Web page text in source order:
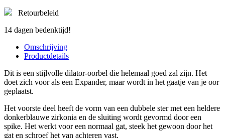
Retourbeleid
14 dagen bedenktijd!
Omschrijving
Productdetails
Dit is een stijlvolle dilator-oorbel die helemaal goed zal zijn. Het
doet zich voor als een Expander, maar wordt in het gaatje van je oor
geplaatst.
Het voorste deel heeft de vorm van een dubbele ster met een heldere
donkerblauwe zirkonia en de sluiting wordt gevormd door een
spike. Het werkt voor een normaal gat, steek het gewoon door het
gat en schroef het van achteren vast.